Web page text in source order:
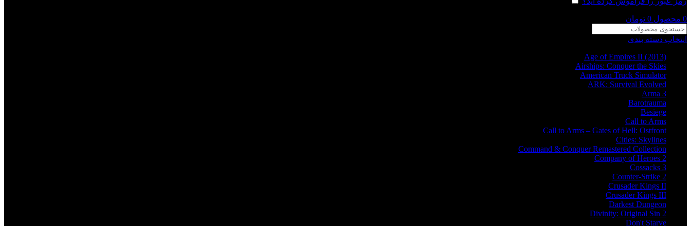
0 محصول 0 تومان
انتخاب دسته بندی
Age of Empires II (2013)
Airships: Conquer the Skies
American Truck Simulator
ARK: Survival Evolved
Arma 3
Barotrauma
Besiege
Call to Arms
Call to Arms – Gates of Hell: Ostfront
Cities: Skylines
Command & Conquer Remastered Collection
Company of Heroes 2
Cossacks 3
Counter-Strike 2
Crusader Kings II
Crusader Kings III
Darkest Dungeon
Divinity: Original Sin 2
Don't Starve